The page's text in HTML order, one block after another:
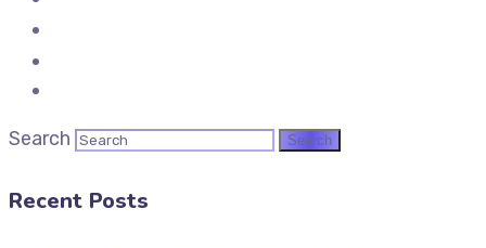
Search
Recent Posts